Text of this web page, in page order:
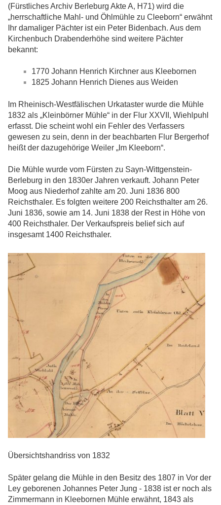
(Fürstliches Archiv Berleburg Akte A, H71) wird die
„herrschaftliche Mahl- und Öhlmühle zu Cleeborn“ erwähnt
Ihr damaliger Pächter ist ein Peter Bidenbach. Aus dem
Kirchenbuch Drabenderhöhe sind weitere Pächter
bekannt:
1770 Johann Henrich Kirchner aus Kleebornen
1825 Johann Henrich Dienes aus Weiden
Im Rheinisch-Westfälischen Urkataster wurde die Mühle
1832 als „Kleinbörner Mühle“ in der Flur XXVII, Wiehlpuhl
erfasst. Die scheint wohl ein Fehler des Verfassers
gewesen zu sein, denn in der beachbarten Flur Bergerhof
heißt der dazugehörige Weiler „Im Kleeborn“.
Die Mühle wurde vom Fürsten zu Sayn-Wittgenstein-
Berleburg in den 1830er Jahren verkauft. Johann Peter
Moog aus Niederhof zahlte am 20. Juni 1836 800
Reichsthaler. Es folgten weitere 200 Reichsthalter am 26.
Juni 1836, sowie am 14. Juni 1838 der Rest in Höhe von
400 Reichsthaler. Der Verkaufspreis belief sich auf
insgesamt 1400 Reichsthaler.
Übersichtshandriss von 1832
Später gelang die Mühle in den Besitz des 1807 in Vor der
Ley geborenen Johannes Peter Jung - 1838 ist er noch als
Zimmermann in Kleebornen Mühle erwähnt, 1843 als